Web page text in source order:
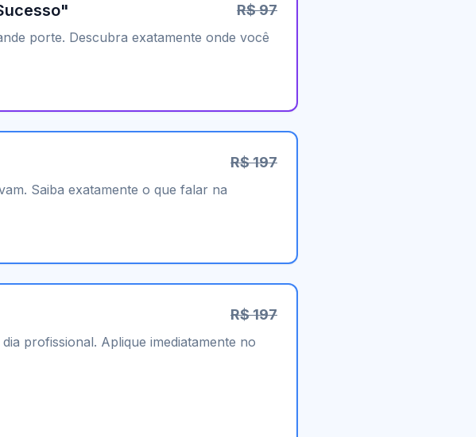
R$ 97
porte. Descubra exatamente onde você
R$ 197
Saiba exatamente o que falar na
R$ 197
profissional. Aplique imediatamente no